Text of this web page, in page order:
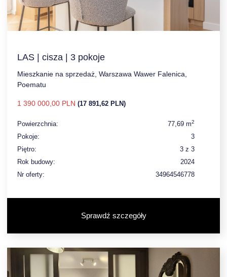
LAS | cisza | 3 pokoje
Mieszkanie na sprzedaż, Warszawa Wawer Falenica,
Poematu
1 390 000,00 PLN (17 891,62 PLN)
Powierzchnia: 77,69 m2
Pokoje:
3
Piętro:
3 z 3
Rok budowy:
2024
Nr oferty:
34964546778
Sprawdź szczegóły